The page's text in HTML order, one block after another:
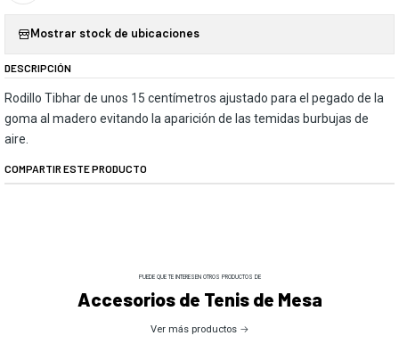
Mostrar stock de ubicaciones
DESCRIPCIÓN
Rodillo Tibhar de unos 15 centímetros ajustado para el pegado de la
goma al madero evitando la aparición de las temidas burbujas de
aire.
COMPARTIR ESTE PRODUCTO
PUEDE QUE TE INTERESEN OTROS PRODUCTOS DE
Accesorios de Tenis de Mesa
Ver más productos